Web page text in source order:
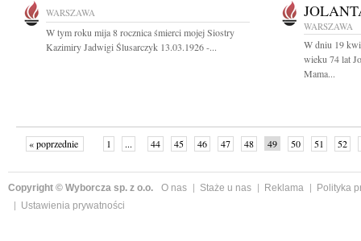
WARSZAWA
W tym roku mija 8 rocznica śmierci mojej Siostry
Kazimiry Jadwigi Ślusarczyk 13.03.1926 -...
WARSZAWA
W dniu 19
wieku 74 lat
Mama...
« poprzednie 1 ... 44 45 46 47 48 49 50 51 52
Copyright © Wyborcza sp. z o.o. O nas Staże u nas Reklama
Polityka
Ustawienia prywatności